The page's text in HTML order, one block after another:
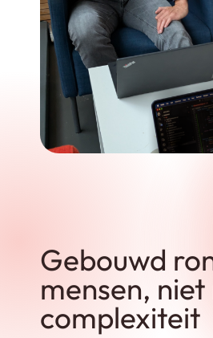
Gebouwd
mensen,
complexiteit